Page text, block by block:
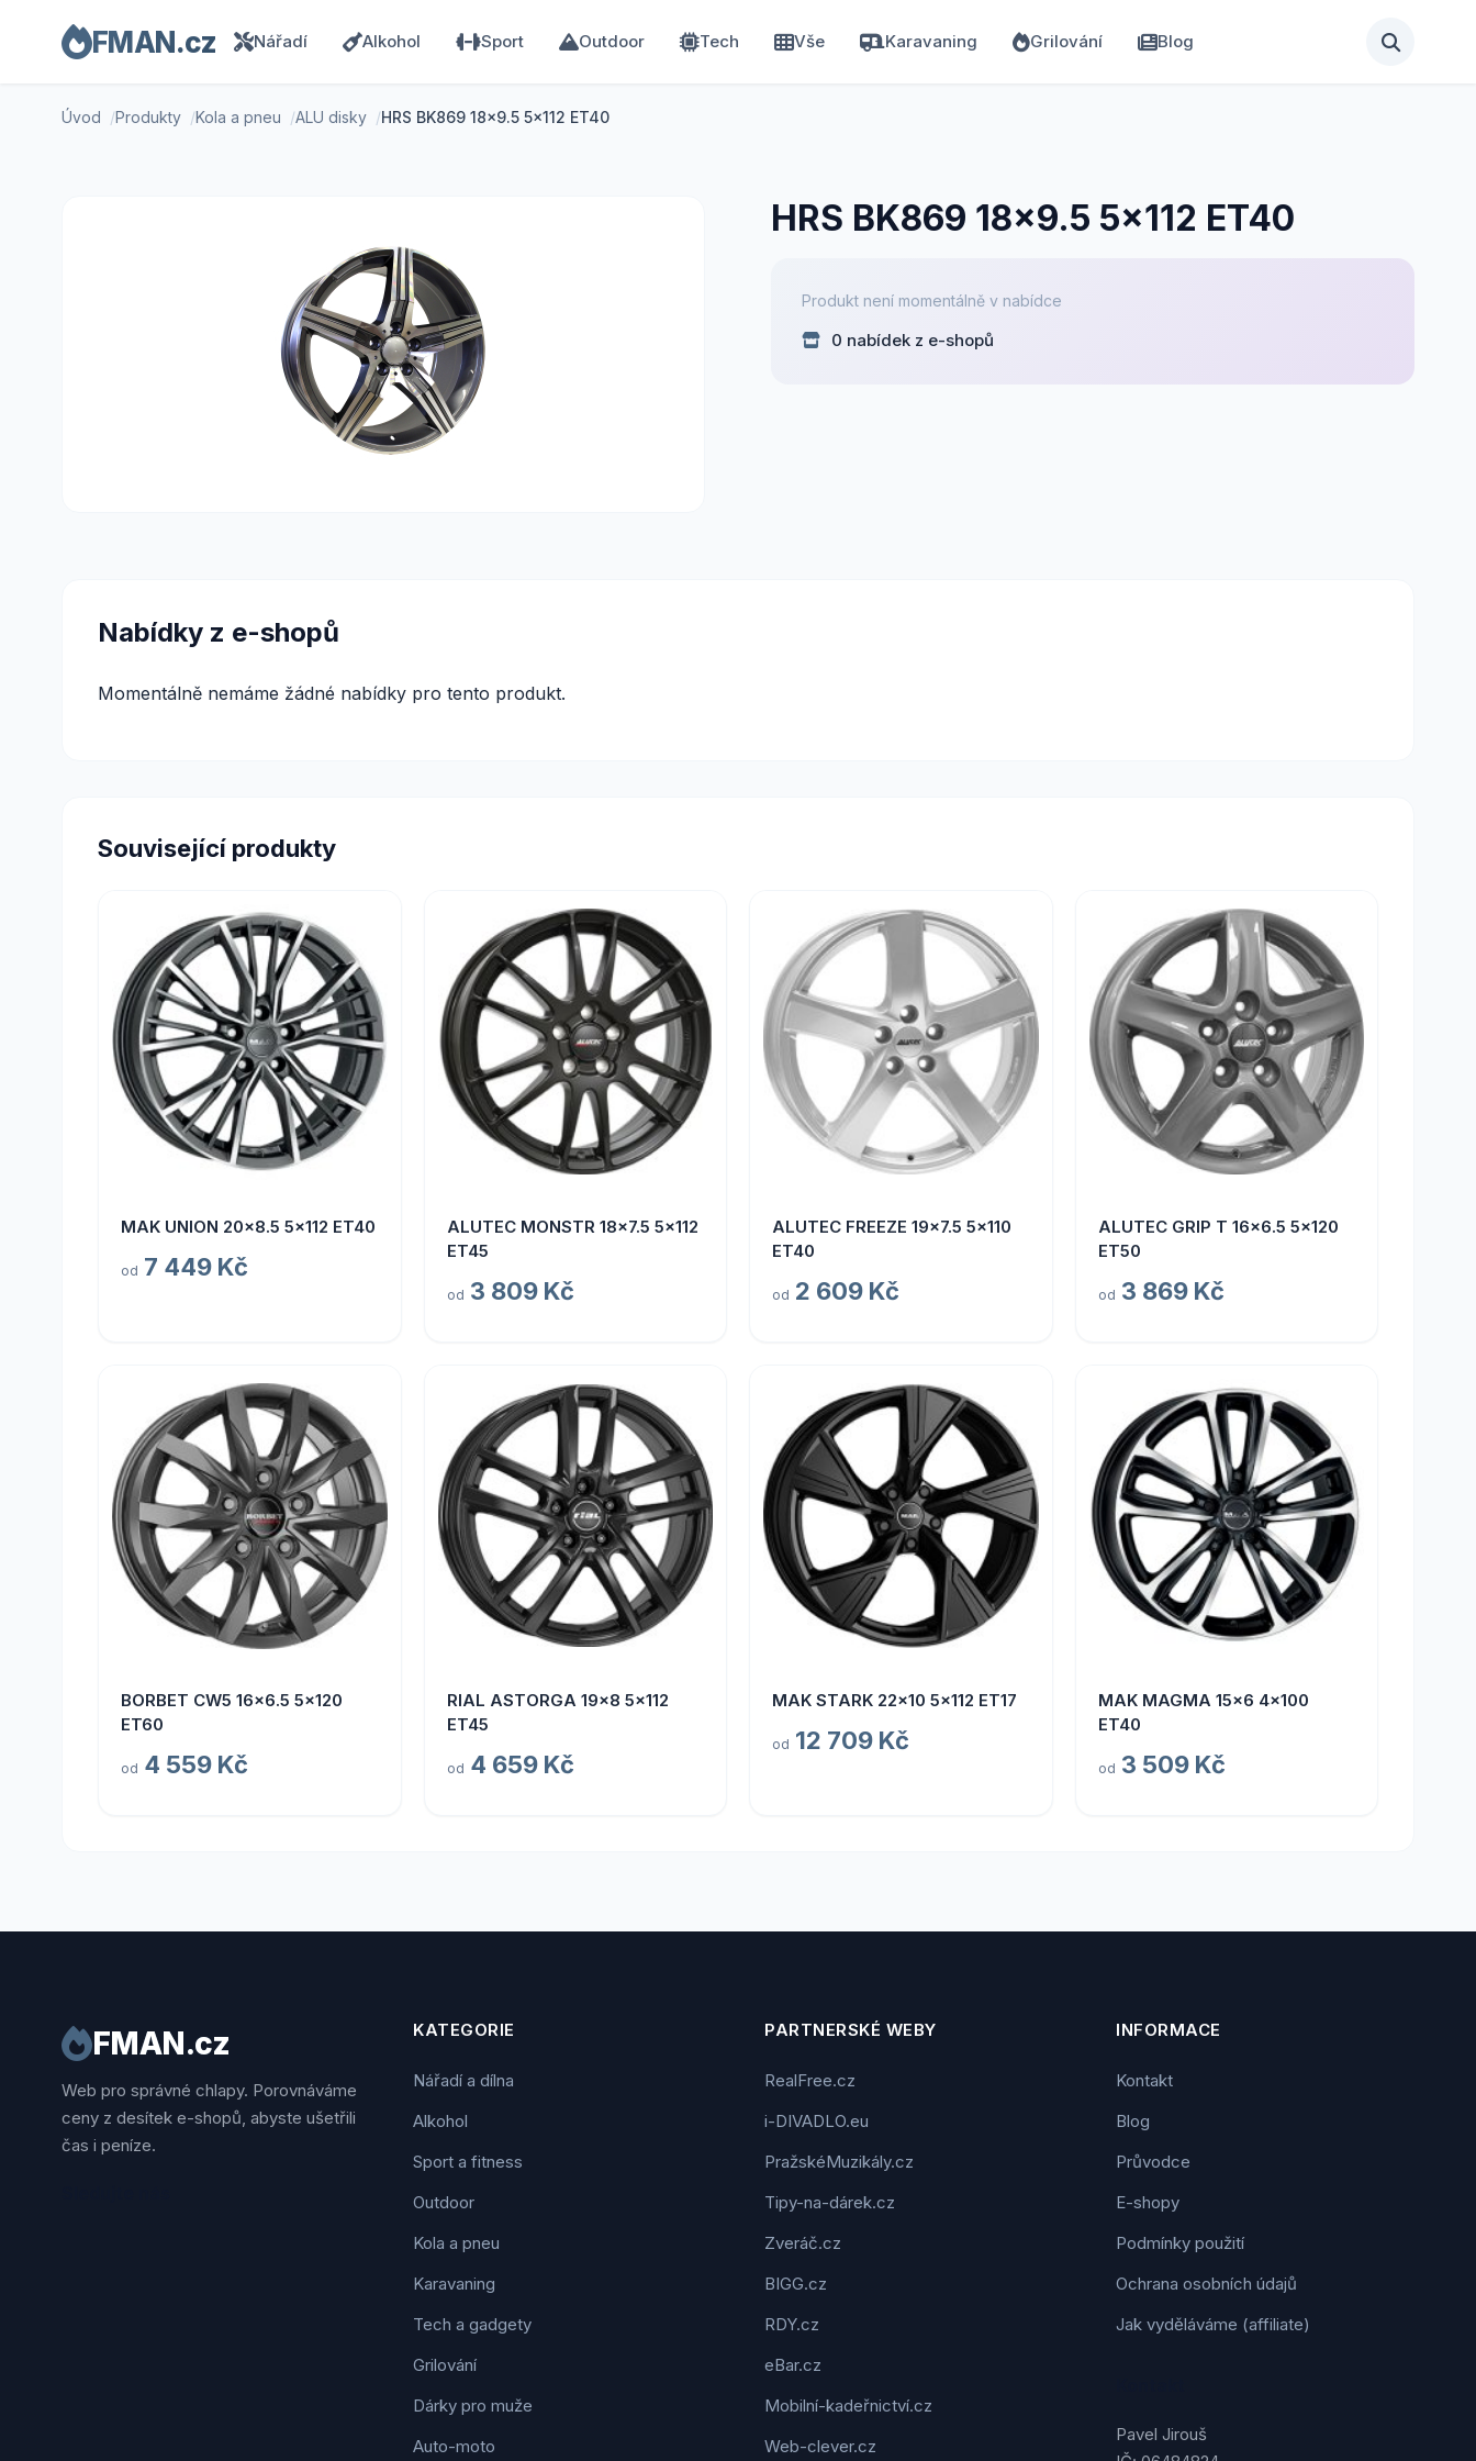
FMAN.cz Nářadí Alkohol Sport Outdoor Tech Vše Karavaning Grilování Blog
Úvod Produkty Kola a pneu ALU disky HRS BK869 18x9.5 5x112 ET40
HRS BK869 18x9.5 5x112 ET40
Produkt není momentálně v nabídce
0 nabídek z e-shopů
Nabídky z e-shopů
Momentálně nemáme žádné nabídky pro tento produkt.
Související produkty
MAK UNION 20x8.5 5x112 ET40
od 7 449 Kč
ALUTEC MONSTR 18x7.5 5x112
ET45
od 3 809 Kč
ALUTEC FREEZE 19x7.5 5x110
ET40
od 2 609 Kč
ALUTEC GRIP T 16x6.5 5x120
ET50
od 3 869 Kč
BORBET CW5 16x6.5 5x120
ET60
od 4 559 Kč
RIAL ASTORGA 19x8 5x112
ET45
od 4 659 Kč
MAK STARK 22x10 5x112 ET17
od 12 709 Kč
MAK MAGMA 15x6 4x100
ET40
od 3 509 Kč
FMAN.cz
Web pro správné chlapy. Porovnáváme
ceny z desítek e-shopů, abyste ušetřili
čas i peníze.
KATEGORIE
Nářadí a dílna
Alkohol
Sport a fitness
Outdoor
Kola a pneu
Karavaning
Tech a gadgety
Grilování
Dárky pro muže
Auto-moto
PARTNERSKÉ WEBY
RealFree.cz
i-DIVADLO.eu
PražskéMuzikály.cz
Tipy-na-dárek.cz
Zveráč.cz
BIGG.cz
RDY.cz
eBar.cz
Mobilní-kadeřnictví.cz
Web-clever.cz
INFORMACE
Kontakt
Blog
Průvodce
E-shopy
Podmínky použití
Ochrana osobních údajů
Jak vyděláváme (affiliate)
Pavel Jirouš